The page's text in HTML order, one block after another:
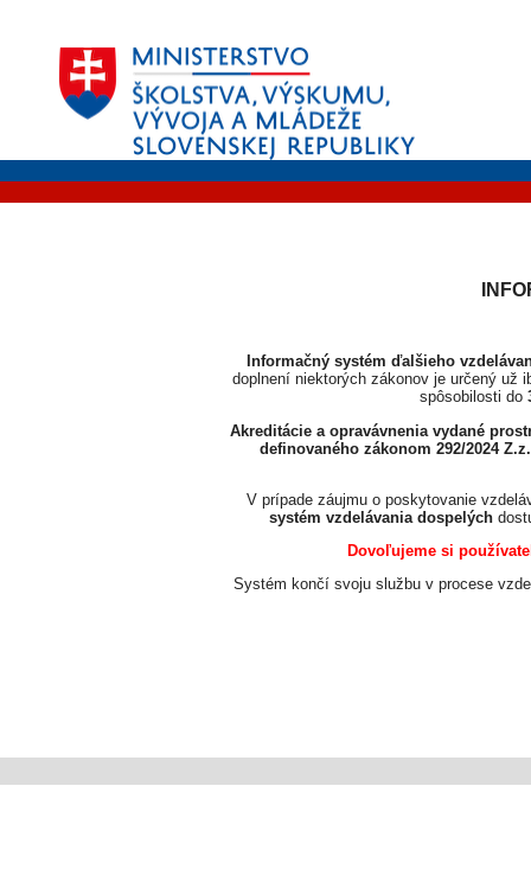
Informačný systém ďalšieho
doplnení niektorých zákonov je určený už
spôsobilosti do
Akreditácie a opravávnenia vydané
definovaného zákonom 292/2024
V prípade záujmu o poskytovanie
systém vzdelávania dospelých
Dovoľujeme si
Systém končí svoju službu v procese